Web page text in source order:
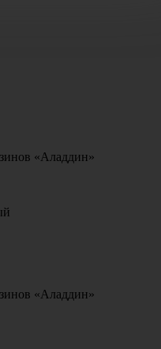
«Аладдин»
«Аладдин»